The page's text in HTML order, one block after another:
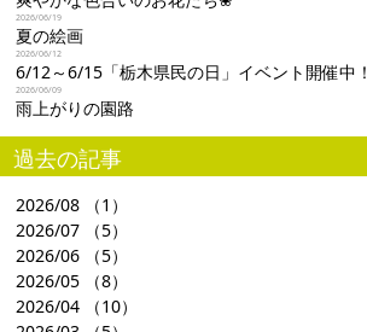
2026/06/19
夏の絵画
2026/06/12
6/12～6/15「栃木県民の日」イベント開催中！
2026/06/09
雨上がりの園路
過去の記事
2026/08 （1）
2026/07 （5）
2026/06 （5）
2026/05 （8）
2026/04 （10）